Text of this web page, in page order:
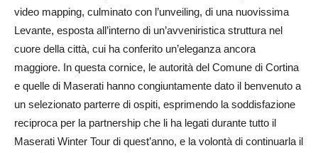
video mapping, culminato con l’unveiling, di una nuovissima
Levante, esposta all’interno di un’avveniristica struttura nel
cuore della città, cui ha conferito un’eleganza ancora
maggiore. In questa cornice, le autorità del Comune di Cortina
e quelle di Maserati hanno congiuntamente dato il benvenuto a
un selezionato parterre di ospiti, esprimendo la soddisfazione
reciproca per la partnership che li ha legati durante tutto il
Maserati Winter Tour di quest’anno, e la volontà di continuarla il